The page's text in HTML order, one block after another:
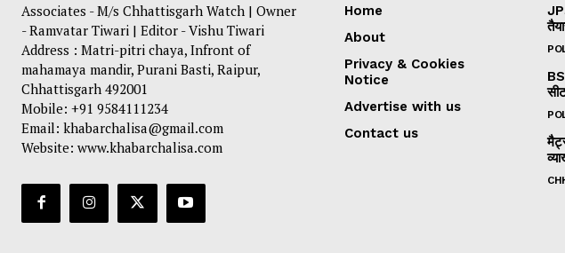
Associates - M/s Chhattisgarh Watch | Owner
- Ramvatar Tiwari | Editor - Vishu Tiwari
Address : Matri-pitri chaya, Infront of
mahamaya mandir, Purani Basti, Raipur,
Chhattisgarh 492001
Mobile: +91 9584111234
Email: khabarchalisa@gmail.com
Website: www.khabarchalisa.com
Home
About
Privacy & Cookies
Notice
Advertise with us
Contact us